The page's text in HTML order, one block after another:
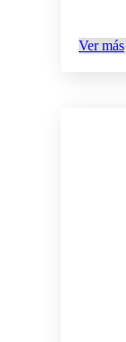
Ver más